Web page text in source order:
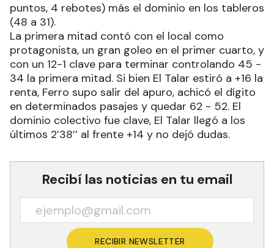
puntos, 4 rebotes) más el dominio en los tableros
(48 a 31).
La primera mitad contó con el local como
protagonista, un gran goleo en el primer cuarto, y
con un 12-1 clave para terminar controlando 45 -
34 la primera mitad. Si bien El Talar estiró a +16 la
renta, Ferro supo salir del apuro, achicó el dígito
en determinados pasajes y quedar 62 - 52. El
dominio colectivo fue clave, El Talar llegó a los
últimos 2’38’’ al frente +14 y no dejó dudas.
Recibí las noticias en tu email
RECIBIR NEWSLETTER